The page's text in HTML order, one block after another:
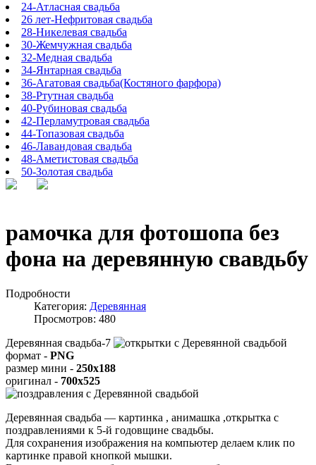
24-Атласная свадьба
26 лет-Нефритовая свадьба
28-Никелевая свадьба
30-Жемчужная свадьба
32-Медная свадьба
34-Янтарная свадьба
36-Агатовая свадьба(Костяного фарфора)
38-Ртутная свадьба
40-Рубиновая свадьба
42-Перламутровая свадьба
44-Топазовая свадьба
46-Лавандовая свадьба
48-Аметистовая свадьба
50-Золотая свадьба
рамочка для фотошопа без
фона на деревянную свавдьбу
Подробности
Категория: Деревянная
Просмотров: 480
Деревянная свадьба-7
формат - PNG
размер мини - 250x188
оригинал - 700x525
Деревянная свадьба — картинка , анимашка ,открытка с
поздравлениями к 5-й годовщине свадьбы.
Для сохранения изображения на компьютер делаем клик по
картинке правой кнопкой мышки.